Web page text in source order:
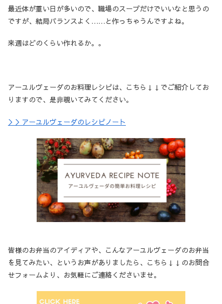
最近体が重い日が多いので、職場のスープだけでいいなと思うの
ですが、結局バランスよく……と作っちゃうんですよね。
来週はどのくらい作れるか。。
アーユルヴェーダのお料理レシピは、こちら↓↓でご紹介してお
りますので、是非覗いてみてください。
＞＞アーユルヴェーダのレシピノート
皆様のお弁当のアイディアや、こんなアーユルヴェーダのお弁当
を見てみたい、というお声がありましたら、こちら↓↓のお問合
せフォームより、お気軽にご連絡くださいませ。